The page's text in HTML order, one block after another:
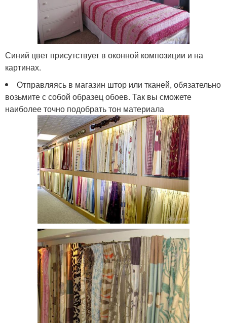
Синий цвет присутствует в оконной композиции и на
картинах.
Отправляясь в магазин штор или тканей, обязательно
возьмите с собой образец обоев. Так вы сможете
наиболее точно подобрать тон материала